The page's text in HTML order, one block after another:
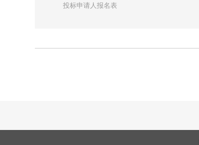
投标申请人报名表